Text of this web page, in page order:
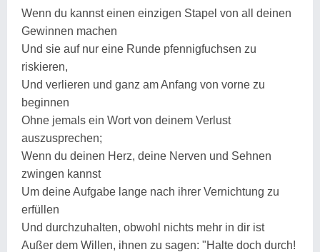
Wenn du kannst einen einzigen Stapel von all deinen
Gewinnen machen
Und sie auf nur eine Runde pfennigfuchsen zu
riskieren,
Und verlieren und ganz am Anfang von vorne zu
beginnen
Ohne jemals ein Wort von deinem Verlust
auszusprechen;
Wenn du deinen Herz, deine Nerven und Sehnen
zwingen kannst
Um deine Aufgabe lange nach ihrer Vernichtung zu
erfüllen
Und durchzuhalten, obwohl nichts mehr in dir ist
Außer dem Willen, ihnen zu sagen: "Halte doch durch!